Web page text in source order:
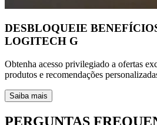
DESBLOQUEIE
LOGITECH G
Obtenha acesso privilegiado a ofertas
produtos e recomendações
Saiba mais
PERGUNTAS